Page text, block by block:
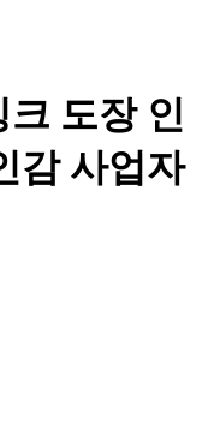
도장 인
감 사업자